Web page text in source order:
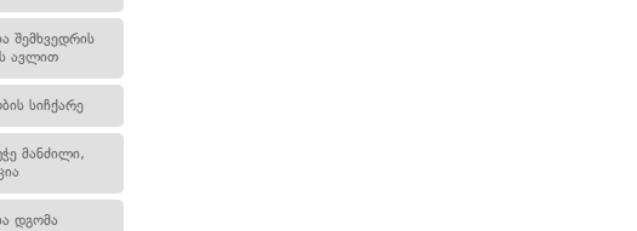
შემხვედრის
ავლით
სიჩქარე
მანძილი,
დგომა